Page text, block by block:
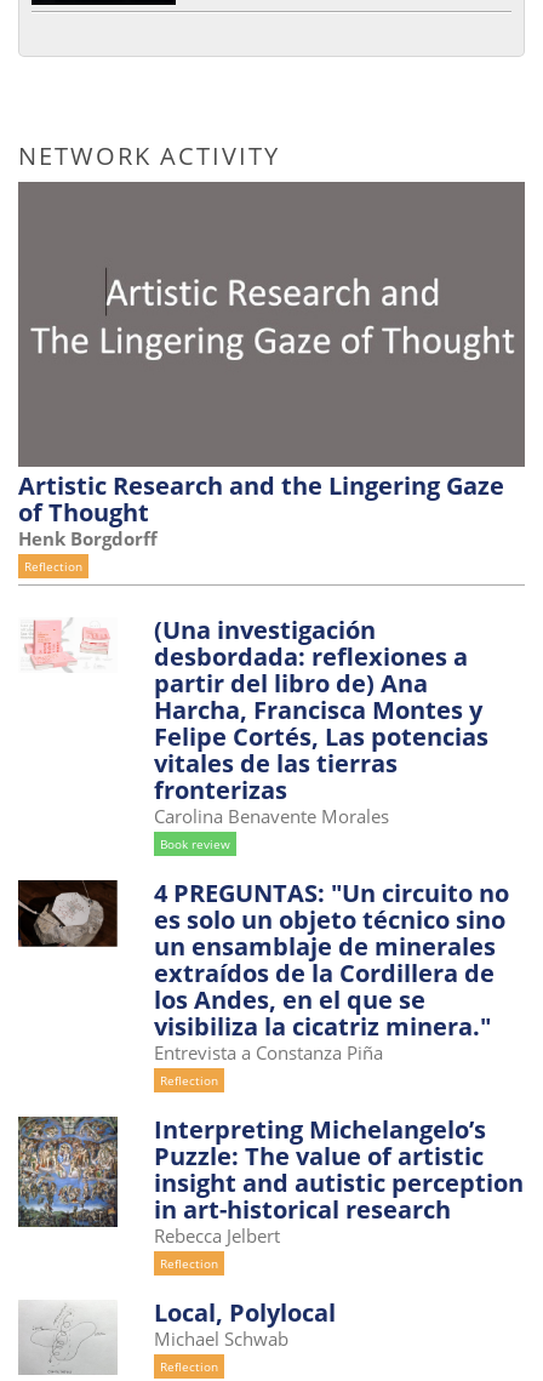
NETWORK ACTIVITY
Artistic Research and the Lingering Gaze
of Thought
Henk Borgdorff
Reflection
(Una investigación
desbordada: reflexiones a
partir del libro de) Ana
Harcha, Francisca Montes y
Felipe Cortés, Las potencias
vitales de las tierras
fronterizas
Carolina Benavente Morales
Book review
4 PREGUNTAS: "Un circuito no
es solo un objeto técnico sino
un ensamblaje de minerales
extraídos de la Cordillera de
los Andes, en el que se
visibiliza la cicatriz minera."
Entrevista a Constanza Piña
Reflection
Interpreting Michelangelo’s
Puzzle: The value of artistic
insight and autistic perception
in art-historical research
Rebecca Jelbert
Reflection
Local, Polylocal
Michael Schwab
Reflection